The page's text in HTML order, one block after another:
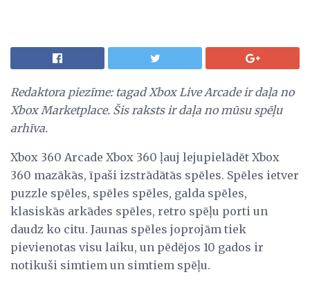
Redaktora piezīme: tagad Xbox Live Arcade ir daļa no
Xbox Marketplace. Šis raksts ir daļa no mūsu spēļu
arhīva.
Xbox 360 Arcade Xbox 360 ļauj lejupielādēt Xbox
360 mazākās, īpaši izstrādātās spēles. Spēles ietver
puzzle spēles, spēles spēles, galda spēles,
klasiskās arkādes spēles, retro spēļu porti un
daudz ko citu. Jaunas spēles joprojām tiek
pievienotas visu laiku, un pēdējos 10 gados ir
notikuši simtiem un simtiem spēļu.